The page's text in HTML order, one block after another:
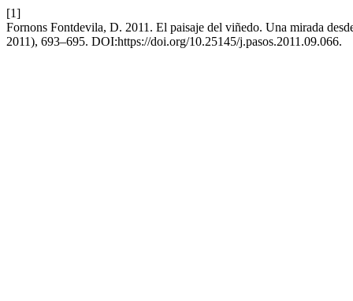
[1]
Fornons Fontdevila, D. 2011. El paisaje del viñedo. Una mirada
2011), 693–695. DOI:https://doi.org/10.25145/j.pasos.2011.09.066.